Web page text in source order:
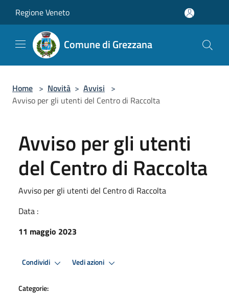
Regione Veneto
Comune di Grezzana
Home > Novità > Avvisi >
Avviso per gli utenti del Centro di Raccolta
Avviso per gli utenti
del Centro di Raccolta
Avviso per gli utenti del Centro di Raccolta
Data :
11 maggio 2023
Condividi Vedi azioni
Categorie: